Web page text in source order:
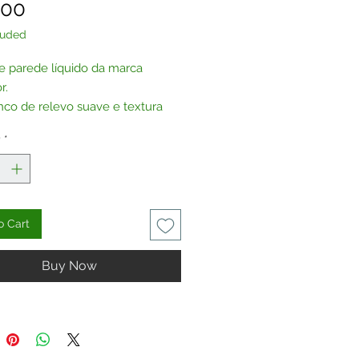
parede líquido da marca
de relevo suave e textura
não contém qualquer
*
Cart
Buy Now